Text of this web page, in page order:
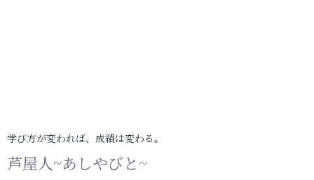
学び方が変われば、成績は変わる。
芦屋人~あしやびと~